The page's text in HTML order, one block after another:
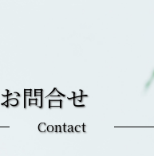
お問合せ
Contact